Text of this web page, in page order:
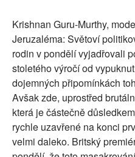
Krishnan Guru-Murthy,
Jeruzaléma: Světoví
rodin v pondělí vyjadřovali
stoletého výročí od
dojemných připomínkách
Avšak zde, uprostřed
která je částečně
rychle uzavřené na konci
velmi daleko. Britský